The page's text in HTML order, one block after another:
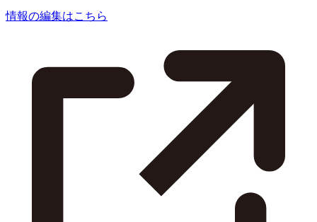
情報の編集はこちら